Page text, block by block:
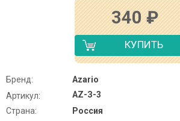
340 ₽
КУПИТЬ
Бренд:
Azario
Артикул:
AZ-З-3
Страна:
Россия